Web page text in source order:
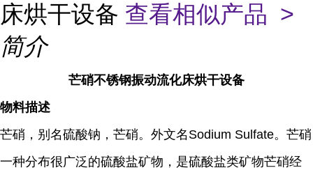
床烘干设备 查看相似产品 >
简介
芒硝不锈钢振动流化床烘干设备
物料描述
芒硝，别名硫酸钠，芒硝。外文名Sodium Sulfate。芒硝
一种分布很广泛的硫酸盐矿物，是硫酸盐类矿物芒硝经